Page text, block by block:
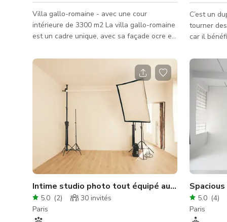
Villa gallo-romaine - avec une cour
intérieure de 3300 m2 La villa gallo-romaine
est un cadre unique, avec sa façade ocre et
végétation soigneusement entretenue avec
son jardin méditerranéen où poussent côte à
côte oliviers, cyprès, romarin et lavande. 62
colonnes 3300 m2 de cour 1 grand
restaurant pouvant être utilisé comme décor
C’est un
tourner
car il
grand, ce
de studio
Intime studio photo tout équipé au coeur de Paris
5.0 (2) 30 invités
Paris
5.0 (4)
Paris